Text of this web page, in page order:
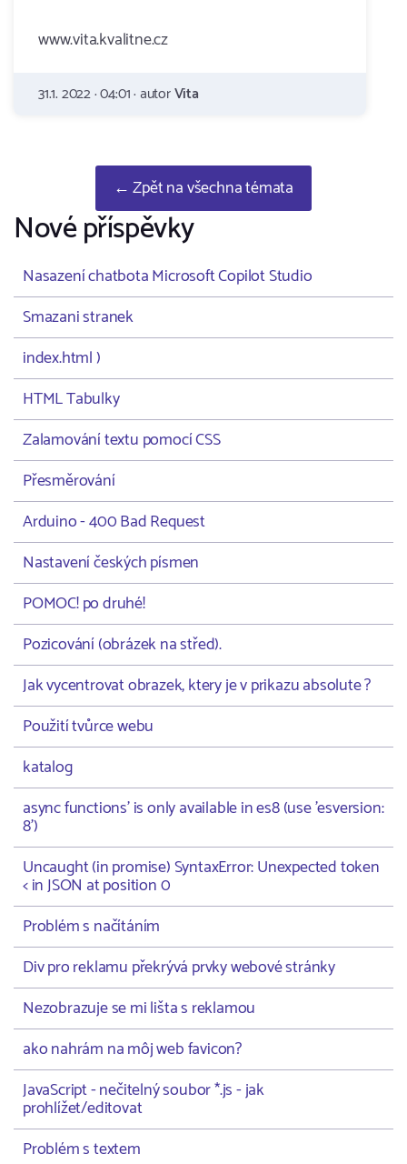
www.vita.kvalitne.cz
31.1. 2022 · 04:01 · autorVita
← Zpět na všechna témata
Nové příspěvky
Nasazení chatbota Microsoft Copilot Studio
Smazani stranek
index.html )
HTML Tabulky
Zalamování textu pomocí CSS
Přesměrování
Arduino - 400 Bad Request
Nastavení českých písmen
POMOC! po druhé!
Pozicování (obrázek na střed).
Jak vycentrovat obrazek, ktery je v prikazu absolute ?
Použití tvůrce webu
katalog
async functions' is only available in es8 (use 'esversion:
8')
Uncaught (in promise) SyntaxError: Unexpected token
< in JSON at position 0
Problém s načítáním
Div pro reklamu překrývá prvky webové stránky
Nezobrazuje se mi lišta s reklamou
ako nahrám na môj web favicon?
JavaScript - nečitelný soubor *.js - jak
prohlížet/editovat
Problém s textem